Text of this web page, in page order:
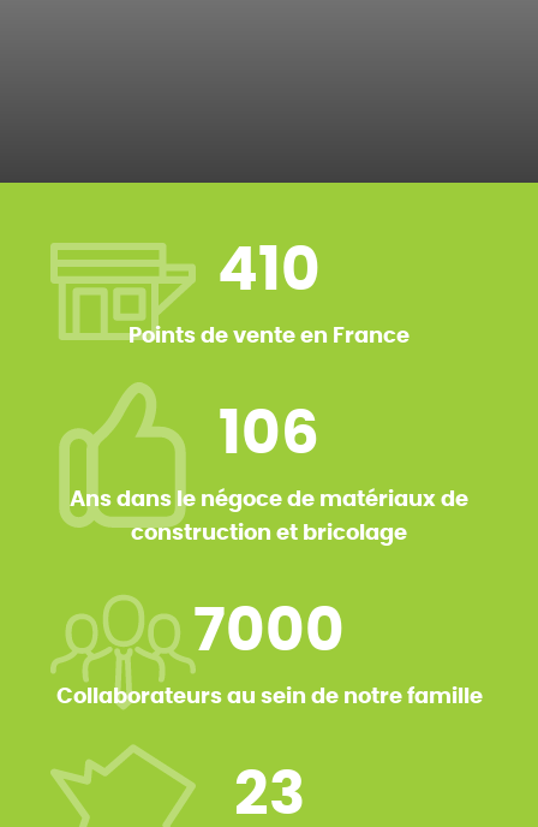
410
Points de vente en France
106
Ans dans le négoce de matériaux de
construction et bricolage
7000
Collaborateurs au sein de notre famille
23